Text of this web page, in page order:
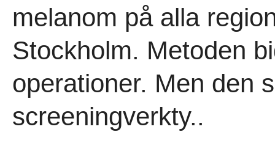
melanom på alla
Stockholm. Metoden
operationer. Men den
screeningverkty..